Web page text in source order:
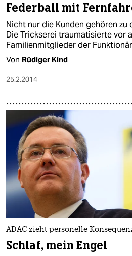
Federball mit
Nicht nur die Kunden gehören zu
Die Trickserei traumatisierte vor
Familienmitglieder der
Von Rüdiger Kind
25.2.2014
ADAC zieht personelle
Schlaf, mein Engel